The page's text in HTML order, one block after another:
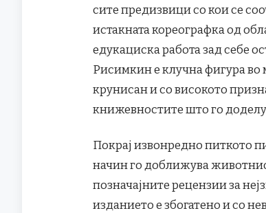
сите предизвици со кои се
истакната кореографка од
едукациска работа зад себе
Рисимкин е клучна фигура во
крунисан и со високото
книжевностите што го
Покрај извонредно питкото
начин го доближува
позначајните рецензии за
изданието е збогатено и со